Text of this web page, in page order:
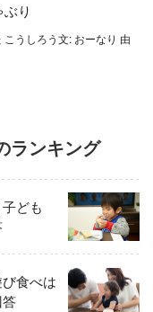
ぶり
こうしろう文: おーなり 由
ランキング
子ども
食べは